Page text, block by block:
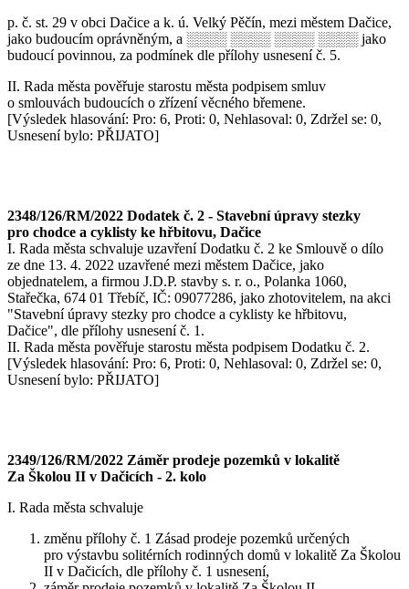
p. č. st. 29 v obci Dačice a k. ú. Velký Pěčín, mezi městem Dačice,
jako budoucím oprávněným, a ░░░░ ░░░░ ░░░░ ░░░░ jako
budoucí povinnou, za podmínek dle přílohy usnesení č. 5.
II. Rada města pověřuje starostu města podpisem smluv
o smlouvách budoucích o zřízení věcného břemene.
[Výsledek hlasování: Pro: 6, Proti: 0, Nehlasoval: 0, Zdržel se: 0,
Usnesení bylo: PŘIJATO]
2348/126/RM/2022 Dodatek č. 2 - Stavební úpravy stezky
pro chodce a cyklisty ke hřbitovu, Dačice
I. Rada města schvaluje uzavření Dodatku č. 2 ke Smlouvě o dílo
ze dne 13. 4. 2022 uzavřené mezi městem Dačice, jako
objednatelem, a firmou J.D.P. stavby s. r. o., Polanka 1060,
Stařečka, 674 01 Třebíč, IČ: 09077286, jako zhotovitelem, na akci
"Stavební úpravy stezky pro chodce a cyklisty ke hřbitovu,
Dačice", dle přílohy usnesení č. 1.
II. Rada města pověřuje starostu města podpisem Dodatku č. 2.
[Výsledek hlasování: Pro: 6, Proti: 0, Nehlasoval: 0, Zdržel se: 0,
Usnesení bylo: PŘIJATO]
2349/126/RM/2022 Záměr prodeje pozemků v lokalitě
Za Školou II v Dačicích - 2. kolo
I. Rada města schvaluje
změnu přílohy č. 1 Zásad prodeje pozemků určených
pro výstavbu solitérních rodinných domů v lokalitě Za Školou
II v Dačicích, dle přílohy č. 1 usnesení,